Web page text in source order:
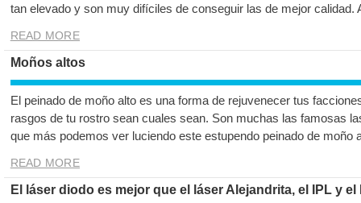
tan elevado y son muy difíciles de conseguir las de mejor
READ MORE
Moños altos
El peinado de moño alto es una forma de rejuvenecer tus
rasgos de tu rostro sean cuales sean. Son muchas las famosas
que más podemos ver luciendo este estupendo peinado de
READ MORE
El láser diodo es mejor que el láser Alejandrita, el IPL y el